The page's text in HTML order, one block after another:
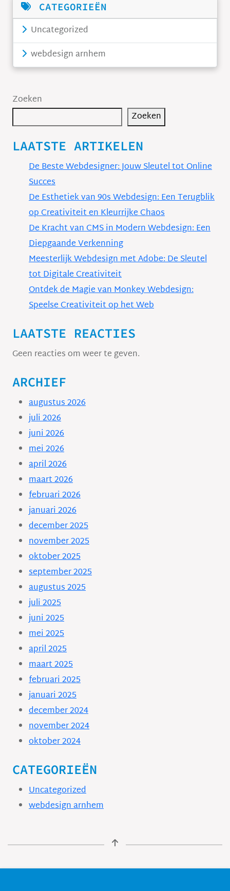
CATEGORIEËN
Uncategorized
webdesign arnhem
Zoeken
Zoeken
LAATSTE ARTIKELEN
De Beste Webdesigner: Jouw Sleutel tot Online
Succes
De Esthetiek van 90s Webdesign: Een Terugblik
op Creativiteit en Kleurrijke Chaos
De Kracht van CMS in Modern Webdesign: Een
Diepgaande Verkenning
Meesterlijk Webdesign met Adobe: De Sleutel
tot Digitale Creativiteit
Ontdek de Magie van Monkey Webdesign:
Speelse Creativiteit op het Web
LAATSTE REACTIES
Geen reacties om weer te geven.
ARCHIEF
augustus 2026
juli 2026
juni 2026
mei 2026
april 2026
maart 2026
februari 2026
januari 2026
december 2025
november 2025
oktober 2025
september 2025
augustus 2025
juli 2025
juni 2025
mei 2025
april 2025
maart 2025
februari 2025
januari 2025
december 2024
november 2024
oktober 2024
CATEGORIEËN
Uncategorized
webdesign arnhem